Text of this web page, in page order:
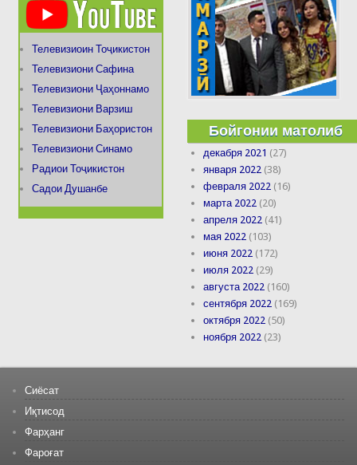
Телевизиоин Тоҷикистон
Телевизиони Сафина
Телевизиони Ҷаҳоннамо
Телевизиони Варзиш
Телевизиони Баҳористон
Телевизиони Синамо
Радиои Тоҷикистон
Садои Душанбе
Бойгонии матолиб
декабря 2021 (27)
января 2022 (38)
февраля 2022 (16)
марта 2022 (20)
апреля 2022 (41)
мая 2022 (103)
июня 2022 (172)
июля 2022 (29)
августа 2022 (160)
сентября 2022 (169)
октября 2022 (50)
ноября 2022 (23)
Сиёсат
Иқтисод
Фарҳанг
Фароғат